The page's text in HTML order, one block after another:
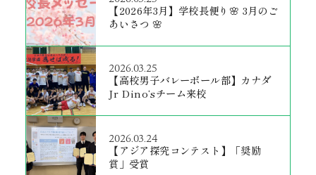
【2026年3月】学校長便り🌸 3月のご
あいさつ 🌸
2026.03.25
【高校男子バレーボール部】カナダ
Jr Dino‘sチーム来校
2026.03.24
【アジア探究コンテスト】「奨励
賞」受賞